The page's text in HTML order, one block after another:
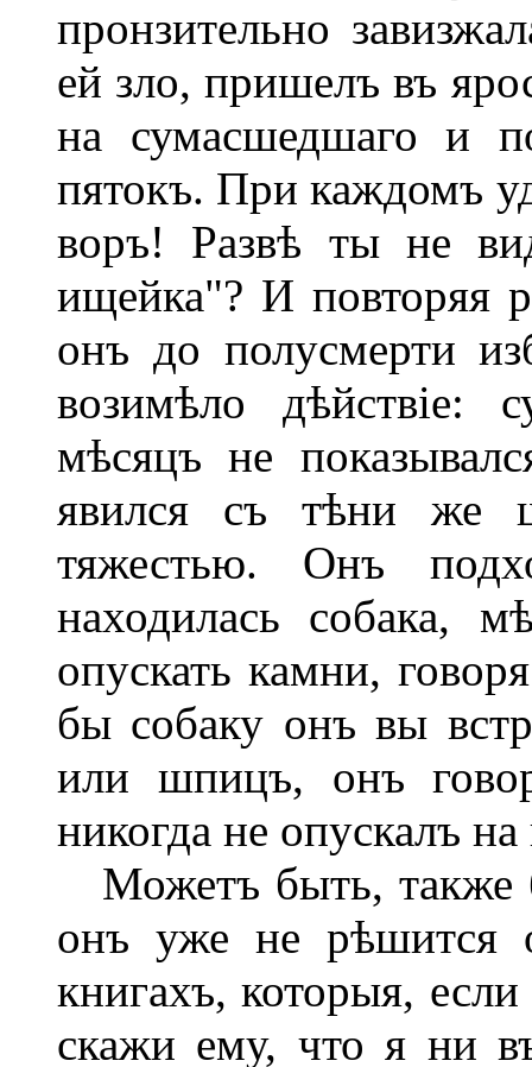
пронзительно
ей зло, пришелъ въ
на сумасшедшаго и
пятокъ. При каждомъ
воръ! Развѣ ты не
ищейка"? И повторяя
онъ до полусмерти
возимѣло дѣйствіе:
мѣсяцъ не
явился съ тѣни же
тяжестью. Онъ
находилась собака,
опускать камни,
бы собаку онъ вы
или шпицъ, онъ
никогда не опускалъ
Можетъ быть, также
онъ уже не рѣшится
книгахъ, которыя,
скажи ему, что я ни